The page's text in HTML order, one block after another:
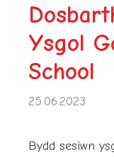
Ysgol
School
25.06.2023
Bydd sesiwn